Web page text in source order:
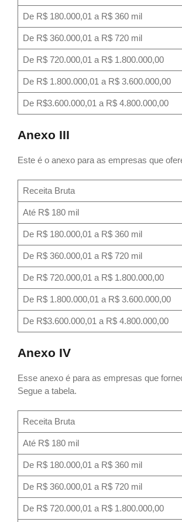
De R$ 180.000,01 a R$ 360 mil
De R$ 360.000,01 a R$ 720 mil
De R$ 720.000,01 a R$ 1.800.000,00
De R$ 1.800.000,01 a R$ 3.600.000,00
De R$3.600.000,01 a R$ 4.800.000,00
Anexo III
Este é o anexo para as empresas que
Receita Bruta
Até R$ 180 mil
De R$ 180.000,01 a R$ 360 mil
De R$ 360.000,01 a R$ 720 mil
De R$ 720.000,01 a R$ 1.800.000,00
De R$ 1.800.000,01 a R$ 3.600.000,00
De R$3.600.000,01 a R$ 4.800.000,00
Anexo IV
Esse anexo é para as empresas que
Segue a tabela.
Receita Bruta
Até R$ 180 mil
De R$ 180.000,01 a R$ 360 mil
De R$ 360.000,01 a R$ 720 mil
De R$ 720.000,01 a R$ 1.800.000,00